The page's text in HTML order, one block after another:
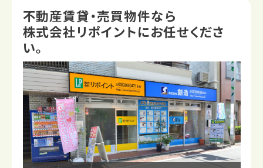
不動産賃貸・売買物件なら
株式会社リポイントにお任せくださ
い。